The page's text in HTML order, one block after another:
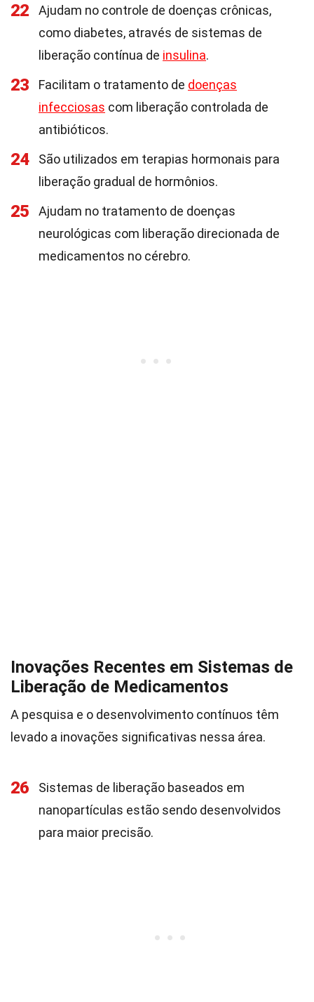
22
Ajudam no controle de doenças crônicas,
como diabetes, através de sistemas de
liberação contínua de insulina.
23 Facilitam o tratamento de doenças
infecciosas com liberação controlada de
antibióticos.
24
São utilizados em terapias hormonais para
liberação gradual de hormônios.
25
Ajudam no tratamento de doenças
neurológicas com liberação direcionada de
medicamentos no cérebro.
Inovações Recentes em Sistemas de
Liberação de Medicamentos
A pesquisa e o desenvolvimento contínuos têm
levado a inovações significativas nessa área.
26
Sistemas de liberação baseados em
nanopartículas estão sendo desenvolvidos
para maior precisão.